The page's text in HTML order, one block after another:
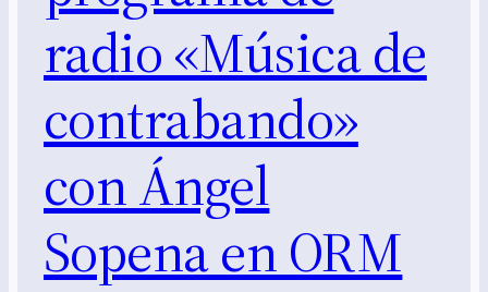
radio «Música de
contrabando»
con Ángel
Sopena en ORM